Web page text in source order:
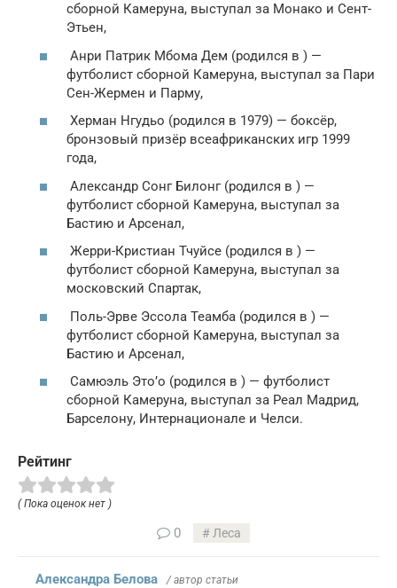
сборной Камеруна, выступал за Монако и Сент-
Этьен,
Анри Патрик Мбома Дем (родился в ) —
футболист сборной Камеруна, выступал за Пари
Сен-Жермен и Парму,
Херман Нгудьо (родился в 1979) — боксёр,
бронзовый призёр всеафриканских игр 1999
года,
Александр Сонг Билонг (родился в ) —
футболист сборной Камеруна, выступал за
Бастию и Арсенал,
Жерри-Кристиан Тчуйсе (родился в ) —
футболист сборной Камеруна, выступал за
московский Спартак,
Поль-Эрве Эссола Теамба (родился в ) —
футболист сборной Камеруна, выступал за
Бастию и Арсенал,
Самюэль Это’о (родился в ) — футболист
сборной Камеруна, выступал за Реал Мадрид,
Барселону, Интернационале и Челси.
Рейтинг
( Пока оценок нет )
0 Леса
Александра Белова / автор статьи